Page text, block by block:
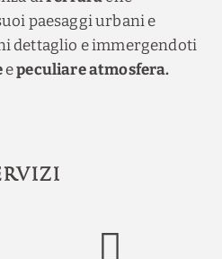
paesaggi urbani e
dettaglio e immergendoti
epeculiare atmosfera.